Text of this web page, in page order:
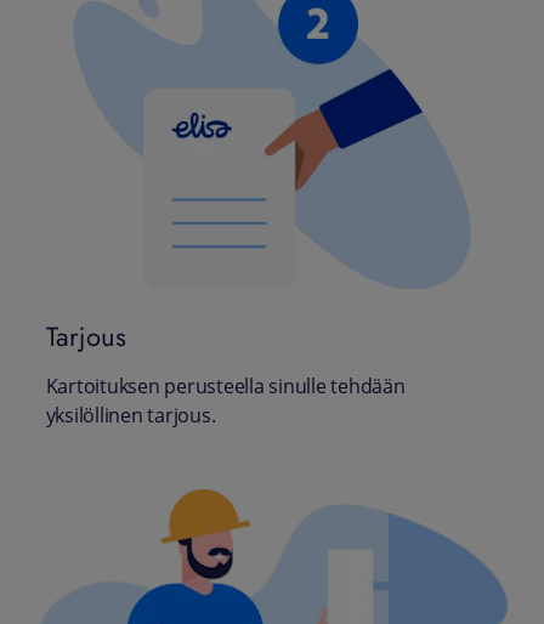
Tarjous
Kartoituksen perusteella sinulle tehdään
yksilöllinen tarjous.